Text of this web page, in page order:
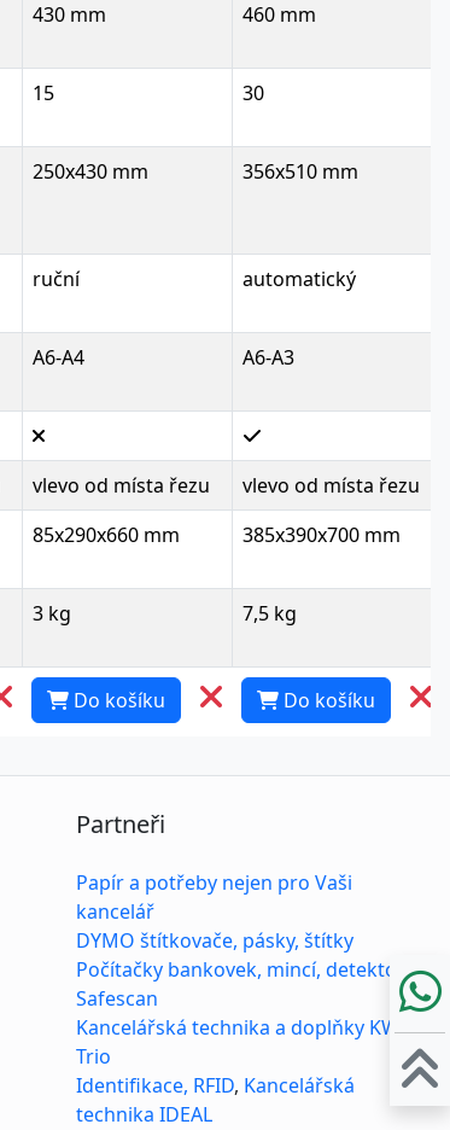
430 mm 460 mm
15 30
250x430 mm 356x510 mm
ruční automatický
A6-A4 A6-A3
vlevo od místa řezu
vlevo od místa řezu
85x290x660 mm 385x390x700 mm
3 kg 7,5 kg
Do košíku Do košíku
Partneři
Papír a potřeby nejen pro Vaši
kancelář
DYMO štítkovače, pásky, štítky
Počítačky bankovek, mincí, detektory
Safescan
Kancelářská technika a doplňky KW-
Trio
Identifikace, RFID, Kancelářská
technika IDEAL